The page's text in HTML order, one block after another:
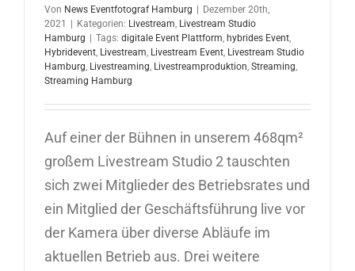
Von News Eventfotograf Hamburg
Dezember 20th,
2021
Kategorien: Livestream, Livestream Studio
Hamburg
Tags: digitale Event Plattform, hybrides Event,
Hybridevent, Livestream, Livestream Event, Livestream Studio
Hamburg, Livestreaming, Livestreamproduktion, Streaming,
Streaming Hamburg
Auf einer der Bühnen in unserem 468qm²
großem Livestream Studio 2 tauschten
sich zwei Mitglieder des Betriebsrates und
ein Mitglied der Geschäftsführung live vor
der Kamera über diverse Abläufe im
aktuellen Betrieb aus. Drei weitere